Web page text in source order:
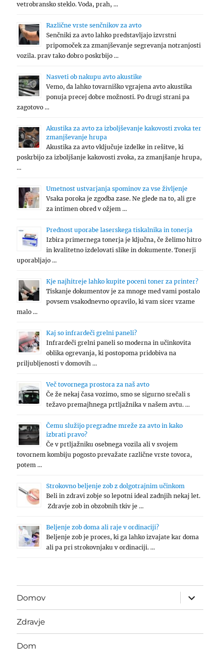
vetrobransko steklo. Voda, prah, …
Različne vrste senčnikov za avto
Senčniki za avto lahko predstavljajo izvrstni
pripomoček za zmanjševanje segrevanja notranjosti
vozila. prav tako dobro poskrbijo …
Nasveti ob nakupu avto akustike
Vemo, da lahko tovarniško vgrajena avto akustika
ponuja precej dobre možnosti. Po drugi strani pa
zagotovo …
Akustika za avto za izboljševanje kakovosti zvoka ter
zmanjševanje hrupa
Akustika za avto vključuje izdelke in rešitve, ki
poskrbijo za izboljšanje kakovosti zvoka, za zmanjšanje hrupa,
…
Umetnost ustvarjanja spominov za vse življenje
Vsaka poroka je zgodba zase. Ne glede na to, ali gre
za intimen obred v ožjem …
Prednost uporabe laserskega tiskalnika in tonerja
Izbira primernega tonerja je ključna, če želimo hitro
in kvalitetno izdelovati slike in dokumente. Tonerji
uporabljajo …
Kje najhitreje lahko kupite poceni toner za printer?
Tiskanje dokumentov je za mnoge med vami postalo
povsem vsakodnevno opravilo, ki vam sicer vzame
malo …
Kaj so infrardeči grelni paneli?
Infrardeči grelni paneli so moderna in učinkovita
oblika ogrevanja, ki postopoma pridobiva na
priljubljenosti v domovih …
Več tovornega prostora za naš avto
Če že nekaj časa vozimo, smo se sigurno srečali s
težavo premajhnega prtljažnika v našem avtu. …
Čemu služijo pregradne mreže za avto in kako
izbrati pravo?
Če v prtljažniku osebnega vozila ali v svojem
tovornem kombiju pogosto prevažate različne vrste tovora,
potem …
Strokovno beljenje zob z dolgotrajnim učinkom
Beli in zdravi zobje so lepotni ideal zadnjih nekaj let.
Zdravje zob in obzobnih tkiv je …
Beljenje zob doma ali raje v ordinaciji?
Beljenje zob je proces, ki ga lahko izvajate kar doma
ali pa pri strokovnjaku v ordinaciji. …
Domov
expand
child
menu
Zdravje
Dom